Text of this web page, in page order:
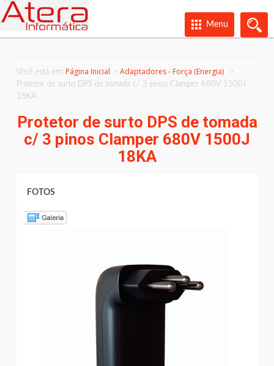
Menu
Você está em: Página Inicial Adaptadores - Força (Energia)
Protetor de surto DPS de tomada c/ 3 pinos Clamper 680V 1500J
18KA
Protetor de surto DPS de tomada
c/ 3 pinos Clamper 680V 1500J
18KA
FOTOS